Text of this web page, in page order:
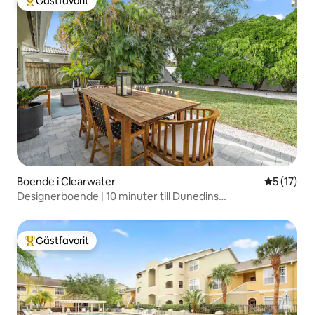
Populär gästfavorit
Boende i Clearwater 5 av 5 i
5 (17)
Designerboende | 10 minuter till Dunedins
Populär gästfavorit
Gästfavorit